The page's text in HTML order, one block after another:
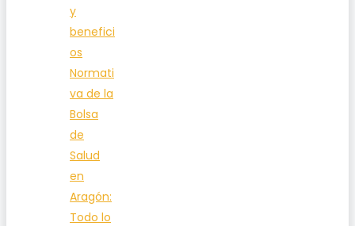
y
benefici
os
Normati
va de la
Bolsa
de
Salud
en
Aragón:
Todo lo